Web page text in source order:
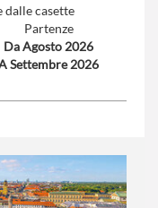
casette
e Francia, la
più affascinanti ed
Partenze
Da Agosto 2026
Settembre 2026